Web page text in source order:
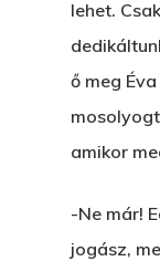
lehet.
ő meg
amikor
-Ne már!
jogász,